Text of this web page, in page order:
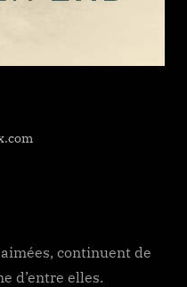
continuent de
d’entre elles.